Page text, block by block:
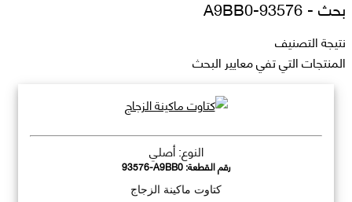
بحث -93576-A9BB0
نتيجة التصنيف
المنتجات التي تفي معايير البحث
النوع: أصلي
رقم القطعة:93576-A9BB0
كتاوت ماكينة الزجاج